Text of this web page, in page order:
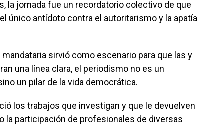
la jornada fue un recordatorio colectivo de que
único antídoto contra el autoritarismo y la apatía
sirvió como escenario para que las y
una línea clara, el periodismo no es un
un pilar de la vida democrática.
los trabajos que investigan y que le devuelven
la participación de profesionales de diversas